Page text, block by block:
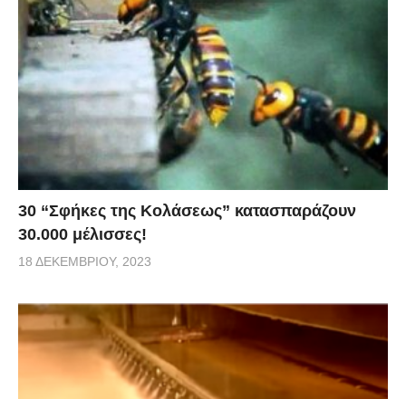
30 “Σφήκες της Κολάσεως” κατασπαράζουν
30.000 μέλισσες!
18 ΔΕΚΕΜΒΡΊΟΥ, 2023